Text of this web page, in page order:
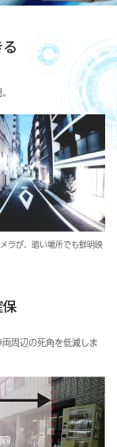
ラが、暗い場所でも鮮明映
周辺の死角を低減しま